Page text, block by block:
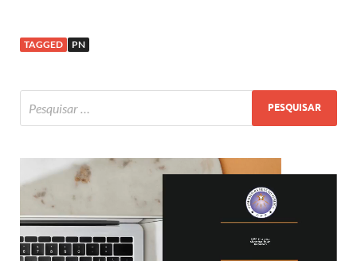
TAGGED PN